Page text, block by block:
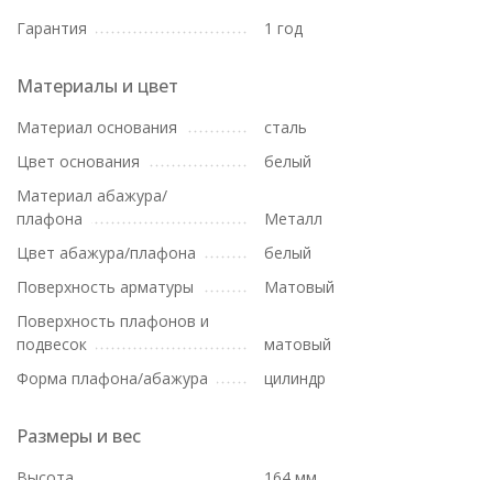
Гарантия 1 год
Материалы и цвет
Материал основания
сталь
Цвет основания
белый
Материал абажура/
плафона
Металл
Цвет абажура/плафона
белый
Поверхность арматуры
Матовый
Поверхность плафонов и
подвесок
матовый
Форма плафона/абажура
цилиндр
Размеры и вес